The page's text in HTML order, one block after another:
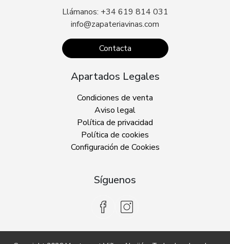
Llámanos: +34 619 814 031
info@zapateriavinas.com
Contacta
Apartados Legales
Condiciones de venta
Aviso legal
Política de privacidad
Política de cookies
Configuración de Cookies
Síguenos